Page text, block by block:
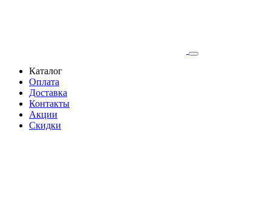
Каталог
Оплата
Доставка
Контакты
Акции
Скидки